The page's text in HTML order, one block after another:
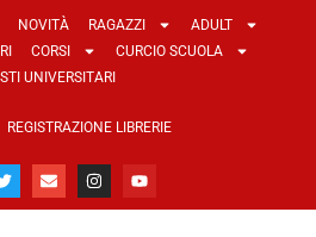
NOVITÀ RAGAZZI
ADULT
CORSI
CURCIO SCUOLA
UNIVERSITARI
REGISTRAZIONE LIBRERIE